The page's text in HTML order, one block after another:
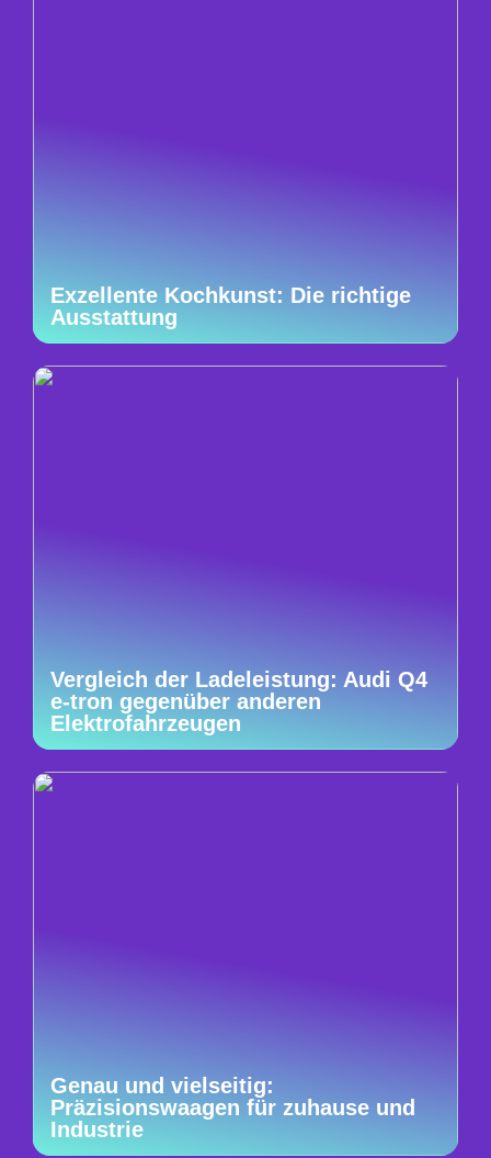
Exzellente Kochkunst: Die richtige
Ausstattung
Vergleich der Ladeleistung: Audi Q4
e-tron gegenüber anderen
Elektrofahrzeugen
Genau und vielseitig:
Präzisionswaagen für zuhause und
Industrie